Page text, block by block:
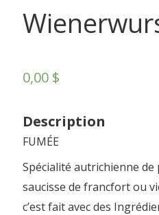
0,00 $
Description
FUMÉE
Spécialité autrichienne
saucisse de francfort ou
c’est fait avec des